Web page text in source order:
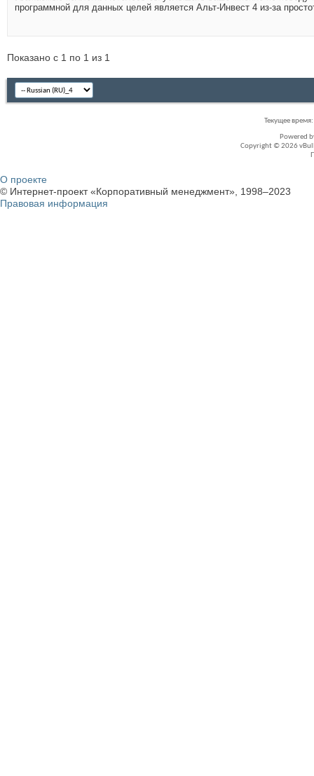
программной для данных целей является Альт-Инвест 4 из-за
Показано с 1 по 1 из 1
Текущее время:
Powered
Copyright © 2026
О проекте
© Интернет-проект «Корпоративный менеджмент», 1998–2023
Правовая информация